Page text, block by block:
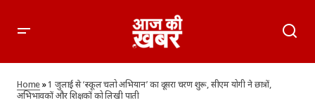
अभिभावकों और शिक्षकों को लिखी पाती
Home»1 जुलाई से ‘स्कूल चलो अभियान’ का दूसरा चरण शुरू, सीएम योगी ने छात्रों,
अभिभावकों और शिक्षकों को लिखी पाती